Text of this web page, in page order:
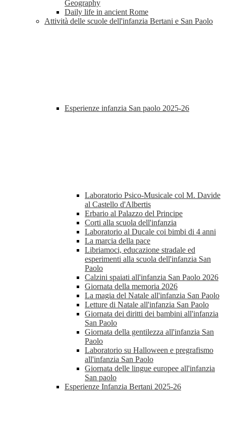
Geography
Daily life in ancient Rome
Attività delle scuole dell'infanzia Bertani e San Paolo
Esperienze infanzia San paolo 2025-26
Laboratorio Psico-Musicale col M. Davide
al Castello d'Albertis
Erbario al Palazzo del Principe
Corti alla scuola dell'infanzia
Laboratorio al Ducale coi bimbi di 4 anni
La marcia della pace
Libriamoci, educazione stradale ed
esperimenti alla scuola dell'infanzia San
Paolo
Calzini spaiati all'infanzia San Paolo 2026
Giornata della memoria 2026
La magia del Natale all'infanzia San Paolo
Letture di Natale all'infanzia San Paolo
Giornata dei diritti dei bambini all'infanzia
San Paolo
Giornata della gentilezza all'infanzia San
Paolo
Laboratorio su Halloween e pregrafismo
all'infanzia San Paolo
Giornata delle lingue europee all'infanzia
San paolo
Esperienze Infanzia Bertani 2025-26